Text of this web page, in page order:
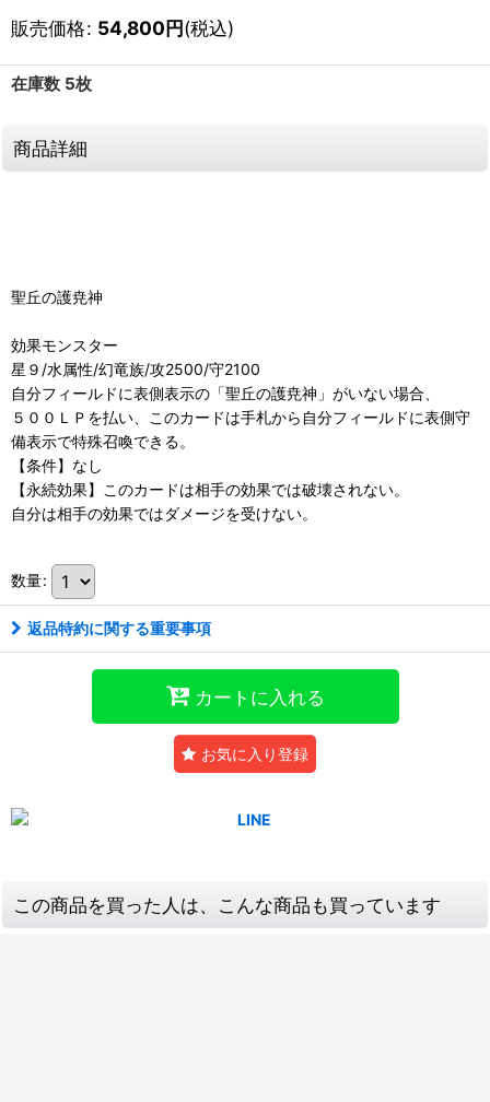
販売価格: 54,800円(税込)
在庫数 5枚
商品詳細
聖丘の護尭神
効果モンスター
星９/水属性/幻竜族/攻2500/守2100
自分フィールドに表側表示の「聖丘の護尭神」がいない場合、
５００ＬＰを払い、このカードは手札から自分フィールドに表側守
備表示で特殊召喚できる。
【条件】なし
【永続効果】このカードは相手の効果では破壊されない。
自分は相手の効果ではダメージを受けない。
数量:
返品特約に関する重要事項
カートに入れる
お気に入り登録
この商品を買った人は、こんな商品も買っています